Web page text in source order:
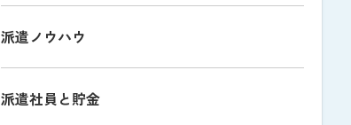
派遣ノウハウ
派遣社員と貯金